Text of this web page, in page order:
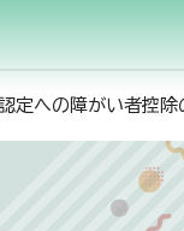
定への障がい者控除